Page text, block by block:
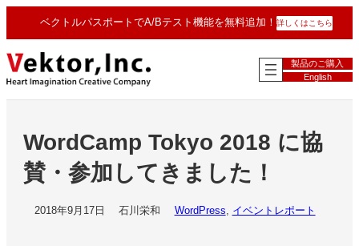
を
ス
キ
ッ
ベクトルパスポートでA/Bテスト機能を無料追加！ 詳しくはこちら
製品のご購入
English
WordCamp Tokyo 2018 に協
賛・参加してきました！
2018年9月17日 石川栄和 WordPress, イベントレポート